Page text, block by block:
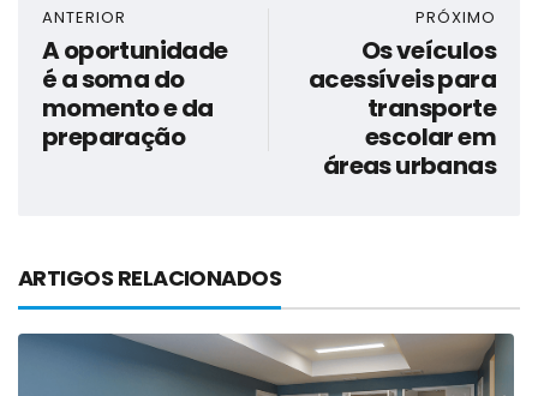
ANTERIOR
A oportunidade
é a soma do
momento e da
preparação
PRÓXIMO
Os veículos
acessíveis para
transporte
escolar em
áreas urbanas
ARTIGOS RELACIONADOS